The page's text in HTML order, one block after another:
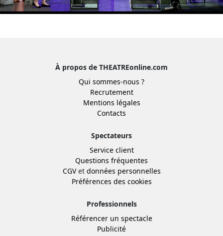
À propos de THEATREonline.com
Qui sommes-nous ?
Recrutement
Mentions légales
Contacts
Spectateurs
Service client
Questions fréquentes
CGVet données personnelles
Préférences des cookies
Professionnels
Référencer un spectacle
Publicité